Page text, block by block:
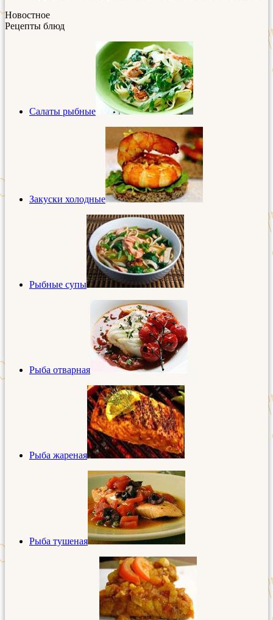
Новостное
Рецепты блюд
Салаты рыбные
Закуски холодные
Рыбные супы
Рыба отварная
Рыба жареная
Рыба тушеная